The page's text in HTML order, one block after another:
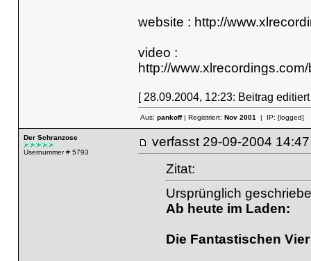
website : http://
video :
http://
[ 28.09.2004, 12:23: Beitrag
Aus: pankoff| Registriert: Nov 2001| IP: [logged]
Der Schranzose
Usernummer # 5793
verfasst 29-09-2004
Zitat:
Ursprünglich
Ab heute im Laden:
Die Fantastischen